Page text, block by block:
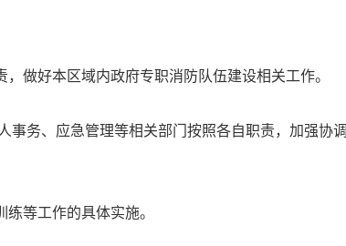
做好本区域内政府专职消防队伍建设相关工作。
务、应急管理等相关部门按照各自职责，加强协调
等工作的具体实施。